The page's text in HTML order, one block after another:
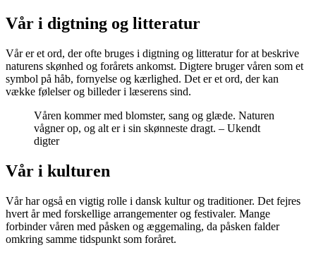
Vår i digtning og litteratur
Vår er et ord, der ofte bruges i digtning og litteratur for at beskrive
naturens skønhed og forårets ankomst. Digtere bruger våren som et
symbol på håb, fornyelse og kærlighed. Det er et ord, der kan
vække følelser og billeder i læserens sind.
Våren kommer med blomster, sang og glæde. Naturen
vågner op, og alt er i sin skønneste dragt. – Ukendt
digter
Vår i kulturen
Vår har også en vigtig rolle i dansk kultur og traditioner. Det fejres
hvert år med forskellige arrangementer og festivaler. Mange
forbinder våren med påsken og æggemaling, da påsken falder
omkring samme tidspunkt som foråret.